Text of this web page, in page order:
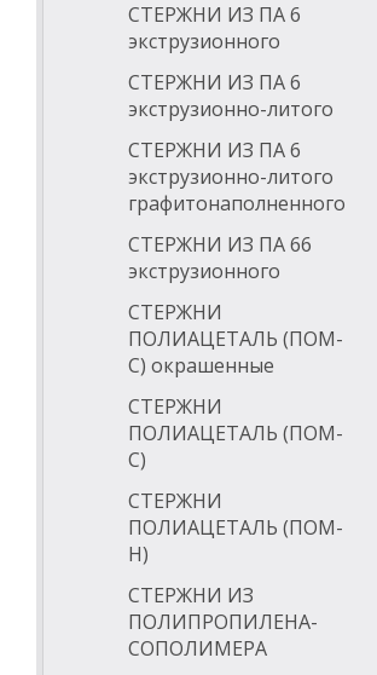
СТЕРЖНИ ИЗ ПА 6
экструзионного
СТЕРЖНИ ИЗ ПА 6
экструзионно-литого
СТЕРЖНИ ИЗ ПА 6
экструзионно-литого
графитонаполненного
СТЕРЖНИ ИЗ ПА 66
экструзионного
СТЕРЖНИ
ПОЛИАЦЕТАЛЬ (ПОМ-
С) окрашенные
СТЕРЖНИ
ПОЛИАЦЕТАЛЬ (ПОМ-
С)
СТЕРЖНИ
ПОЛИАЦЕТАЛЬ (ПОМ-
Н)
СТЕРЖНИ ИЗ
ПОЛИПРОПИЛЕНА-
СОПОЛИМЕРА